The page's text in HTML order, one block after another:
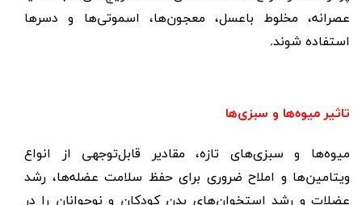
عصرانه، مخلوط باعسل، معجون‌ها، اسموتی‌ها و دسرها
استفاده شوند.
تاثیر میوه‌ها و سبزی‌ها
میوه‌ها و سبزی‌های تازه، مقادیر قابل‌توجهی از انواع
ویتامین‌ها و املاح ضروری برای حفظ سلامت عضله‌ها، رشد
عضلات و رشد استخوان‌های بدن کودکان و نوجوانان را در